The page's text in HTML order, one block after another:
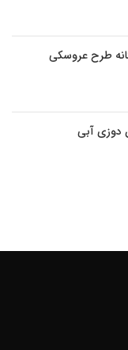
طرح عروسکی
دوزی آبی